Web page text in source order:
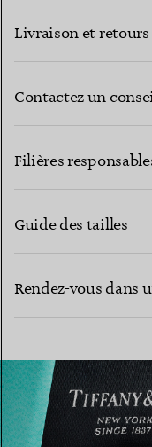
Livraison et
Contactez un
Filières
Guide des tailles
Rendez-vous dans
TROUVEZ LA BOUTIQUE